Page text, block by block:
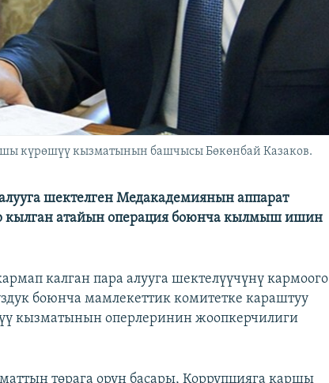
күрөшүү кызматынын башчысы Бөкөнбай Казаков.
шектелген Медакадемиянын аппарат
кылган атайын операция боюнча кылмыш ишин
калган пара алууга шектелүүчүнү кармоого
боюнча мамлекеттик комитетке караштуу
кызматынын оперлеринин жоопкерчилиги
төрага орун басары, Коррупцияга каршы